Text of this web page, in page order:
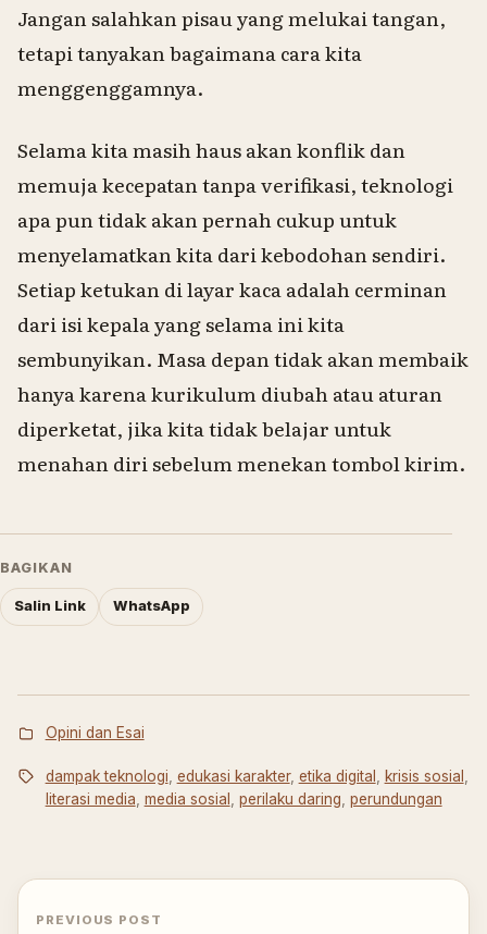
Jangan salahkan pisau yang melukai tangan,
tetapi tanyakan bagaimana cara kita
menggenggamnya.
Selama kita masih haus akan konflik dan
memuja kecepatan tanpa verifikasi, teknologi
apa pun tidak akan pernah cukup untuk
menyelamatkan kita dari kebodohan sendiri.
Setiap ketukan di layar kaca adalah cerminan
dari isi kepala yang selama ini kita
sembunyikan. Masa depan tidak akan membaik
hanya karena kurikulum diubah atau aturan
diperketat, jika kita tidak belajar untuk
menahan diri sebelum menekan tombol kirim.
BAGIKAN
Salin Link WhatsApp
Opini dan Esai
dampak teknologi edukasi karakter, etika digital krisis sosial
literasi media media sosial perilaku daring perundungan
PREVIOUS POST